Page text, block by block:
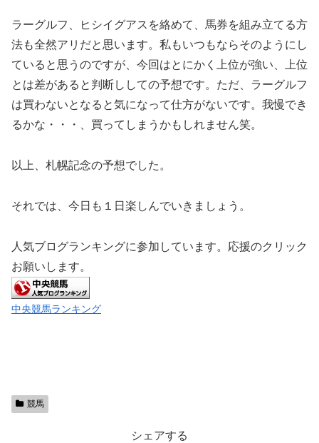
ラーグルフ、ヒシイグアスを絡めて、馬券を組み立てる方
法も全然アリだと思います。私もいつもならそのようにし
ていると思うのですが、今回はとにかく上位が強い、上位
とは差があると判断ししての予想です。ただ、ラーグルフ
は買わないとなると気になって仕方がないです。我慢でき
るかな・・・、買ってしまうかもしれません笑。
以上、札幌記念の予想でした。
それでは、今日も１日楽しんでいきましょう。
人気ブログランキングに参加しています。応援のクリック
お願いします。
中央競馬ランキング
競馬
シェアする